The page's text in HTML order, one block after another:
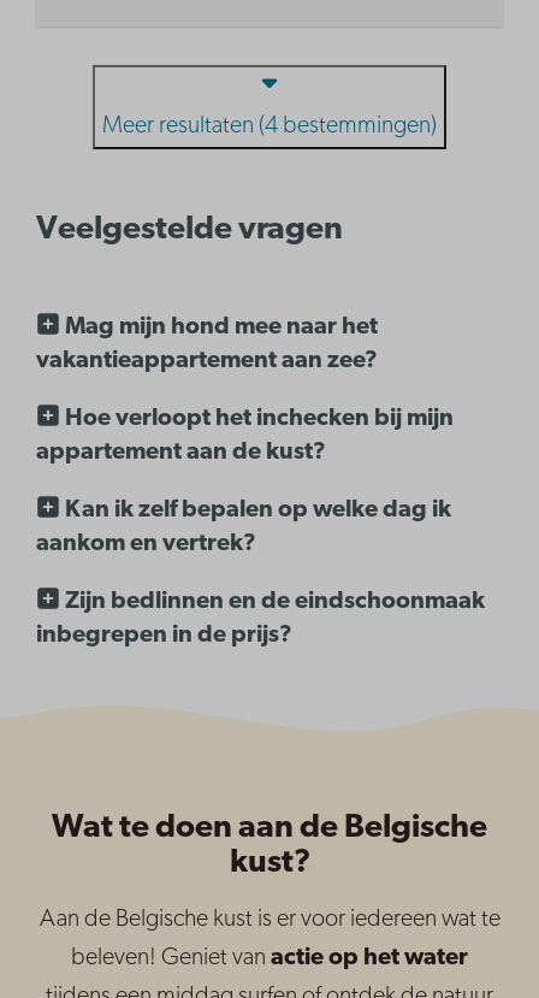
Meer resultaten (4 bestemmingen)
Veelgestelde vragen
Mag mijn hond mee naar het
vakantieappartement aan zee?
Hoe verloopt het inchecken bij mijn
appartement aan de kust?
Kan ik zelf bepalen op welke dag ik
aankom en vertrek?
Zijn bedlinnen en de eindschoonmaak
inbegrepen in de prijs?
Wat te doen aan de Belgische
kust?
Aan de Belgische kust is er voor iedereen wat te
beleven! Geniet van actie op het water